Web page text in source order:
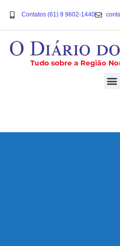
Contatos (61) 9 9602-1440